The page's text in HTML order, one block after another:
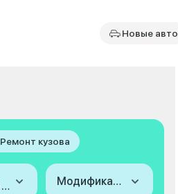
Новые авто
Ремонт кузова
2009-2015 (II) Модификация